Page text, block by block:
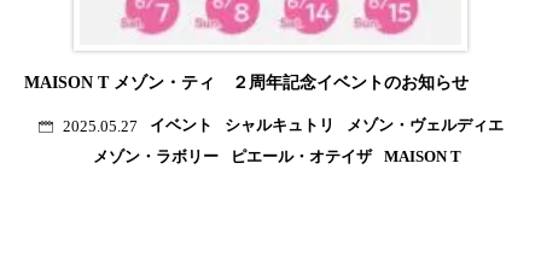
MAISON T メゾン・ティ ２周年記念イベントのお知らせ
2025.05.27 イベント シャルキュトリ
メゾン・ヴェルディエ
メゾン・ラボリー
ピエール・オテイザ MAISON T